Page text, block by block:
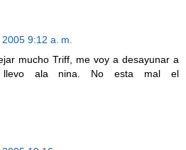
9:12 a. m.
mucho Triff, me voy a desayunar a
llevo ala nina. No esta mal el